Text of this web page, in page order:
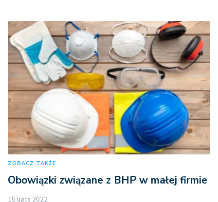
ZOBACZ TAKŻE
Obowiązki związane z BHP w małej firmie
15 lipca 2022